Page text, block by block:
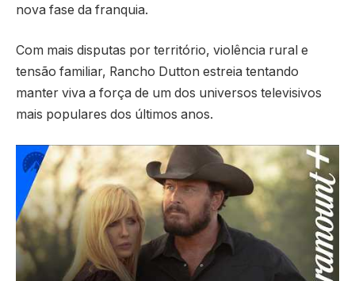
nova fase da franquia.
Com mais disputas por território, violência rural e
tensão familiar, Rancho Dutton estreia tentando
manter viva a força de um dos universos televisivos
mais populares dos últimos anos.